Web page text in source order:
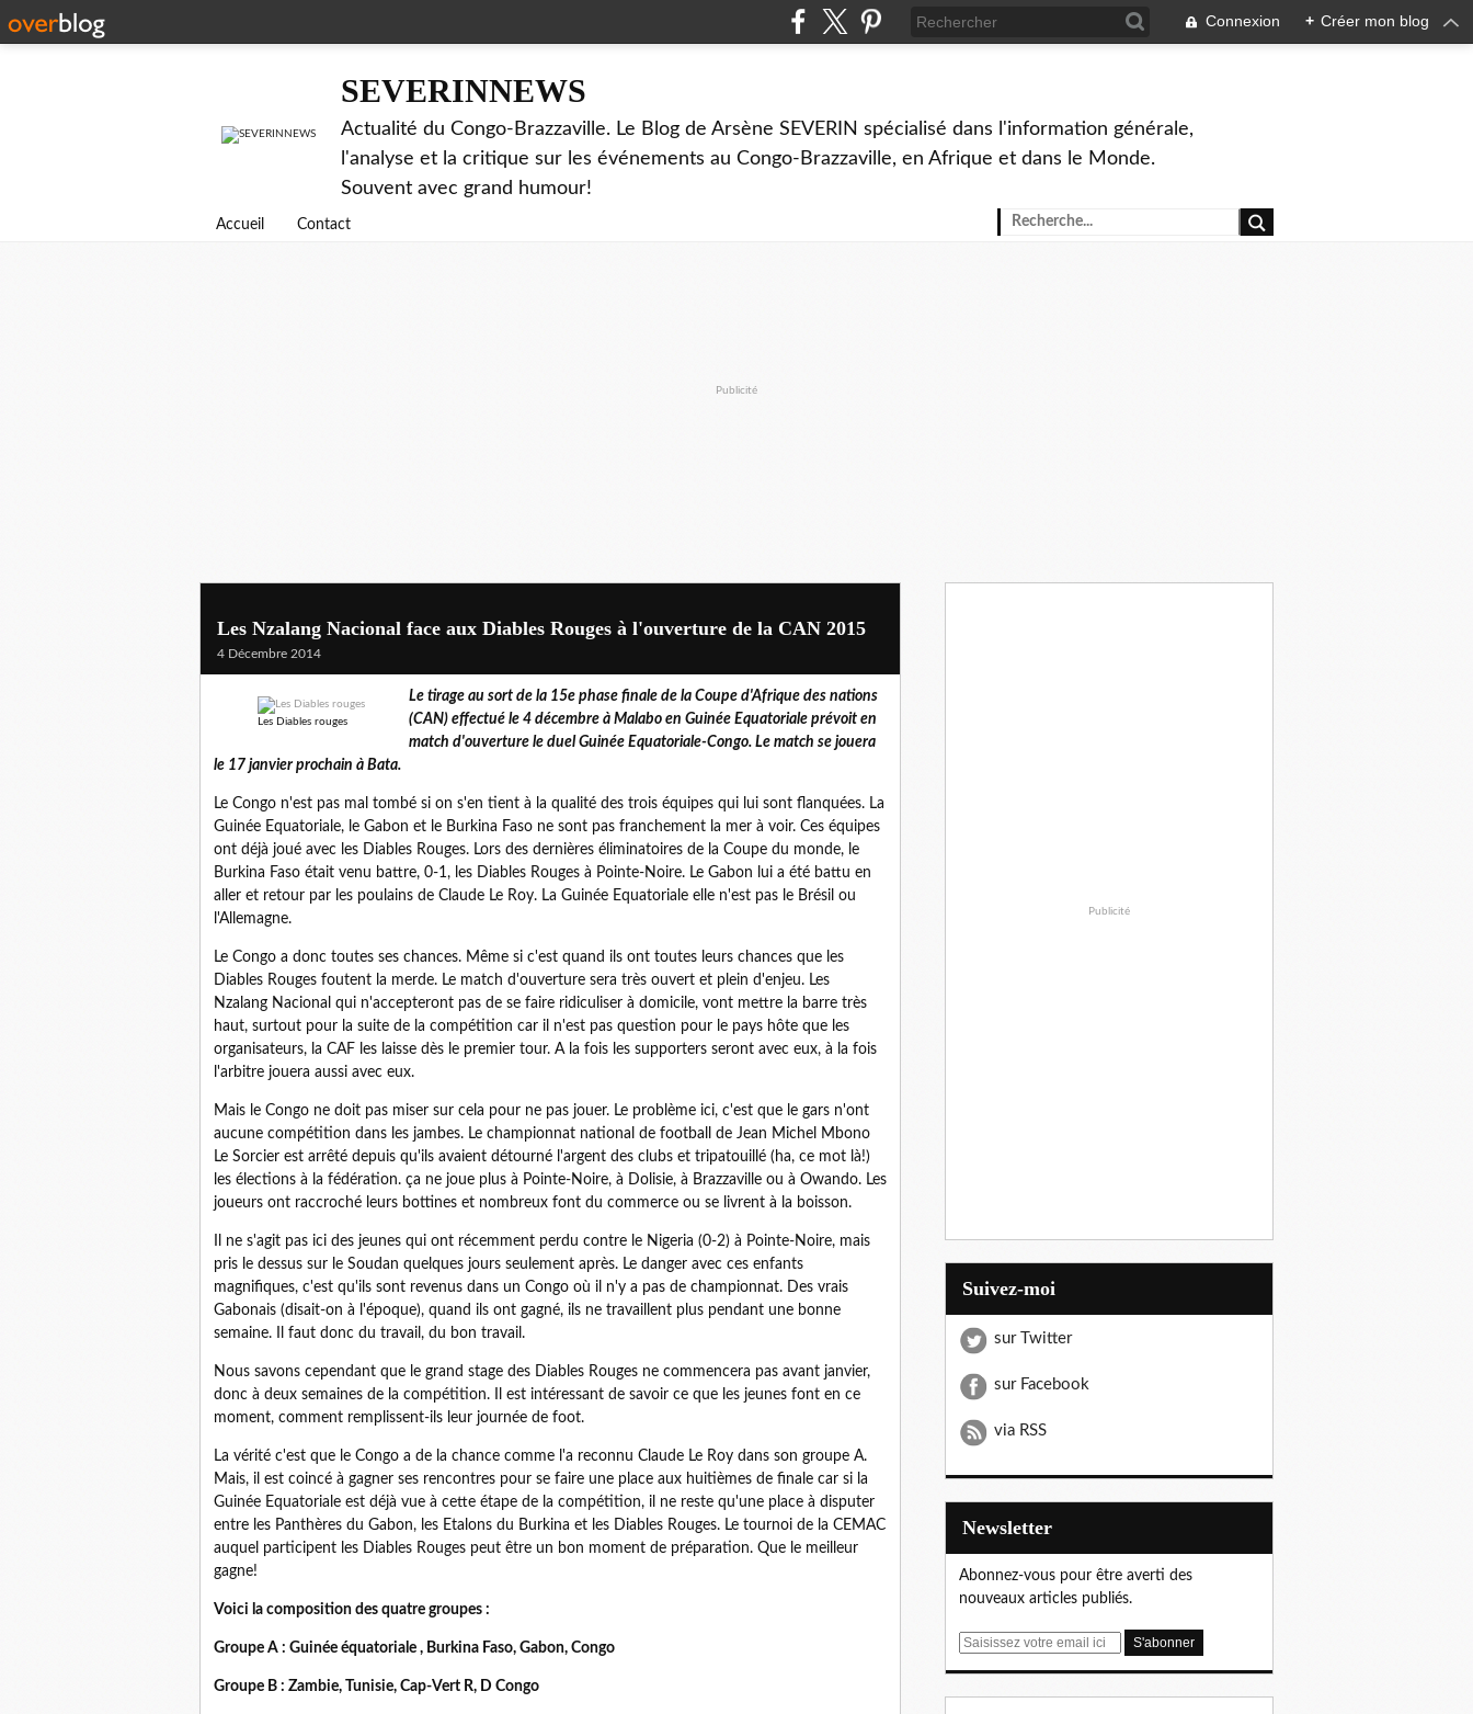
Connexion + Créer mon blog
SEVERINNEWS
Actualité du Congo-Brazzaville. Le Blog de Arsène SEVERIN spécialisé dans l'information générale,
l'analyse et la critique sur les événements au Congo-Brazzaville, en Afrique et dans le Monde.
Souvent avec grand humour!
Accueil Contact
Publicité
Les Nzalang Nacional face aux Diables Rouges à l'ouverture de la CAN 2015
4 Décembre 2014
Les Diables rouges
Le tirage au sort de la 15e phase finale de la Coupe d'Afrique des nations
(CAN) effectué le 4 décembre à Malabo en Guinée Equatoriale prévoit en
match d'ouverture le duel Guinée Equatoriale-Congo. Le match se jouera
le 17 janvier prochain à Bata.
Le Congo n'est pas mal tombé si on s'en tient à la qualité des trois équipes qui lui sont flanquées. La
Guinée Equatoriale, le Gabon et le Burkina Faso ne sont pas franchement la mer à voir. Ces équipes
ont déjà joué avec les Diables Rouges. Lors des dernières éliminatoires de la Coupe du monde, le
Burkina Faso était venu battre, 0-1, les Diables Rouges à Pointe-Noire. Le Gabon lui a été battu en
aller et retour par les poulains de Claude Le Roy. La Guinée Equatoriale elle n'est pas le Brésil ou
l'Allemagne.
Le Congo a donc toutes ses chances. Même si c'est quand ils ont toutes leurs chances que les
Diables Rouges foutent la merde. Le match d'ouverture sera très ouvert et plein d'enjeu. Les
Nzalang Nacional qui n'accepteront pas de se faire ridiculiser à domicile, vont mettre la barre très
haut, surtout pour la suite de la compétition car il n'est pas question pour le pays hôte que les
organisateurs, la CAF les laisse dès le premier tour. A la fois les supporters seront avec eux, à la fois
l'arbitre jouera aussi avec eux.
Mais le Congo ne doit pas miser sur cela pour ne pas jouer. Le problème ici, c'est que le gars n'ont
aucune compétition dans les jambes. Le championnat national de football de Jean Michel Mbono
Le Sorcier est arrêté depuis qu'ils avaient détourné l'argent des clubs et tripatouillé (ha, ce mot là!)
les élections à la fédération. ça ne joue plus à Pointe-Noire, à Dolisie, à Brazzaville ou à Owando. Les
joueurs ont raccroché leurs bottines et nombreux font du commerce ou se livrent à la boisson.
Il ne s'agit pas ici des jeunes qui ont récemment perdu contre le Nigeria (0-2) à Pointe-Noire, mais
pris le dessus sur le Soudan quelques jours seulement après. Le danger avec ces enfants
magnifiques, c'est qu'ils sont revenus dans un Congo où il n'y a pas de championnat. Des vrais
Gabonais (disait-on à l'époque), quand ils ont gagné, ils ne travaillent plus pendant une bonne
semaine. Il faut donc du travail, du bon travail.
Nous savons cependant que le grand stage des Diables Rouges ne commencera pas avant janvier,
donc à deux semaines de la compétition. Il est intéressant de savoir ce que les jeunes font en ce
moment, comment remplissent-ils leur journée de foot.
La vérité c'est que le Congo a de la chance comme l'a reconnu Claude Le Roy dans son groupe A.
Mais, il est coincé à gagner ses rencontres pour se faire une place aux huitièmes de finale car si la
Guinée Equatoriale est déjà vue à cette étape de la compétition, il ne reste qu'une place à disputer
entre les Panthères du Gabon, les Etalons du Burkina et les Diables Rouges. Le tournoi de la CEMAC
auquel participent les Diables Rouges peut être un bon moment de préparation. Que le meilleur
gagne!
Voici la composition des quatre groupes :
Groupe A : Guinée équatoriale , Burkina Faso, Gabon, Congo
Groupe B : Zambie, Tunisie, Cap-Vert R, D Congo
Publicité
Suivez-moi
sur Twitter
sur Facebook
via RSS
Newsletter
Abonnez-vous pour être averti des
nouveaux articles publiés.
E